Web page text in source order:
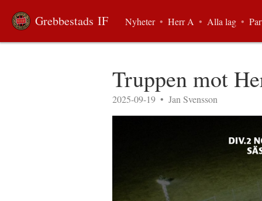
Truppen mot
2025-09-19 • Jan Svensson
Grebbestads IF Nyheter • Herr A • Alla lag •